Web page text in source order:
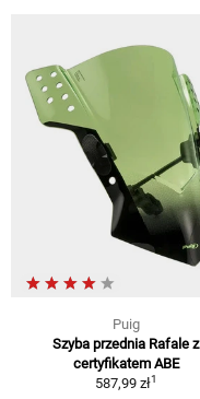
Puig
Szyba przednia Rafale z
certyfikatem ABE
587,99 zł1